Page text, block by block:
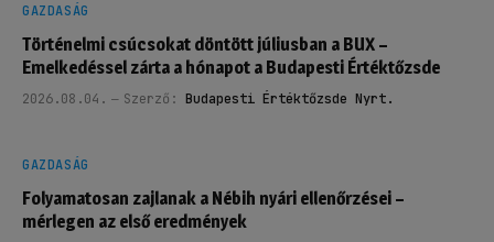
GAZDASÁG
Történelmi csúcsokat döntött júliusban a BUX –
Emelkedéssel zárta a hónapot a Budapesti Értéktőzsde
2026.08.04. Szerző: Budapesti Értéktőzsde Nyrt.
GAZDASÁG
Folyamatosan zajlanak a Nébih nyári ellenőrzései –
mérlegen az első eredmények